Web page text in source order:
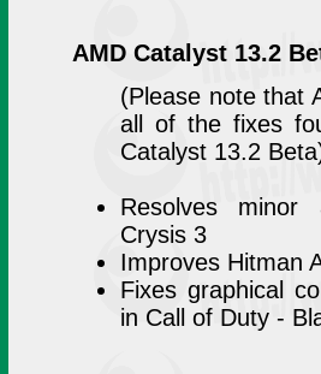
AMD Catalyst 13.2
(Please note that
all of the fixes
Catalyst 13.2
Resolves minor
Crysis 3
Improves Hitman
Fixes graphical
in Call of Duty -